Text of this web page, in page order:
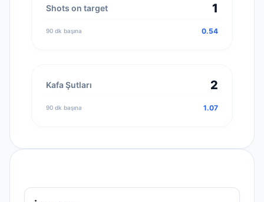
Shots on target 1
90 dk başına 0.54
Kafa Şutları 2
90 dk başına 1.07